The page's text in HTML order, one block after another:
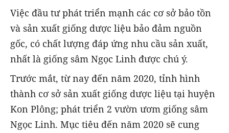
Việc đầu tư phát triển mạnh các cơ sở bảo tồn
và sản xuất giống dược liệu bảo đảm nguồn
gốc, có chất lượng đáp ứng nhu cầu sản xuất,
nhất là giống sâm Ngọc Linh được chú ý.
Trước mắt, từ nay đến năm 2020, tỉnh hình
thành cơ sở sản xuất giống dược liệu tại huyện
Kon Plông; phát triển 2 vườn ươm giống sâm
Ngọc Linh. Mục tiêu đến năm 2020 sẽ cung